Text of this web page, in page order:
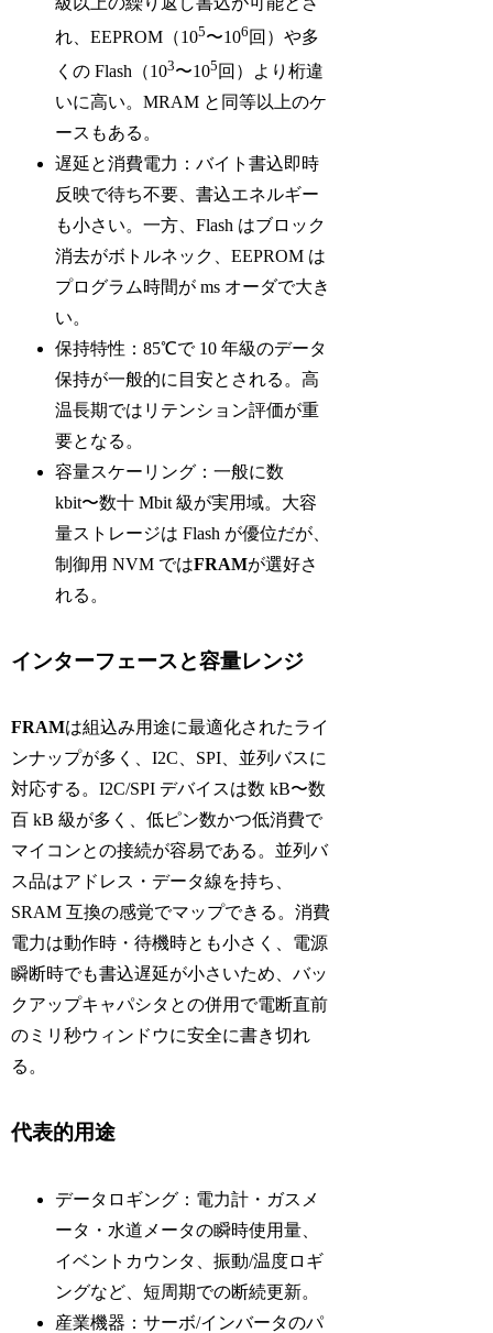
れ、EEPROM（105〜106 回）や多
くの Flash（103〜105 回）より桁違
いに高い。MRAM と同等以上のケ
ースもある。
遅延と消費電力：バイト書込即時
反映で待ち不要、書込エネルギー
も小さい。一方、Flash はブロック
消去がボトルネック、EEPROM は
プログラム時間が ms オーダで大き
い。
保持特性：85℃で 10 年級のデータ
保持が一般的に目安とされる。高
温長期ではリテンション評価が重
要となる。
容量スケーリング：一般に数
kbit〜数十 Mbit 級が実用域。大容
量ストレージは Flash が優位だが、
制御用 NVM ではFRAMが選好さ
れる。
インターフェースと容量レンジ
FRAMは組込み用途に最適化されたライ
ンナップが多く、I2C、SPI、並列バスに
対応する。I2C/SPI デバイスは数 kB〜数
百 kB 級が多く、低ピン数かつ低消費で
マイコンとの接続が容易である。並列バ
ス品はアドレス・データ線を持ち、
SRAM 互換の感覚でマップできる。消費
電力は動作時・待機時とも小さく、電源
瞬断時でも書込遅延が小さいため、バッ
クアップキャパシタとの併用で電断直前
のミリ秒ウィンドウに安全に書き切れ
る。
代表的用途
データロギング：電力計・ガスメ
ータ・水道メータの瞬時使用量、
イベントカウンタ、振動/温度ロギ
ングなど、短周期での断続更新。
産業機器：サーボ/インバータのパ